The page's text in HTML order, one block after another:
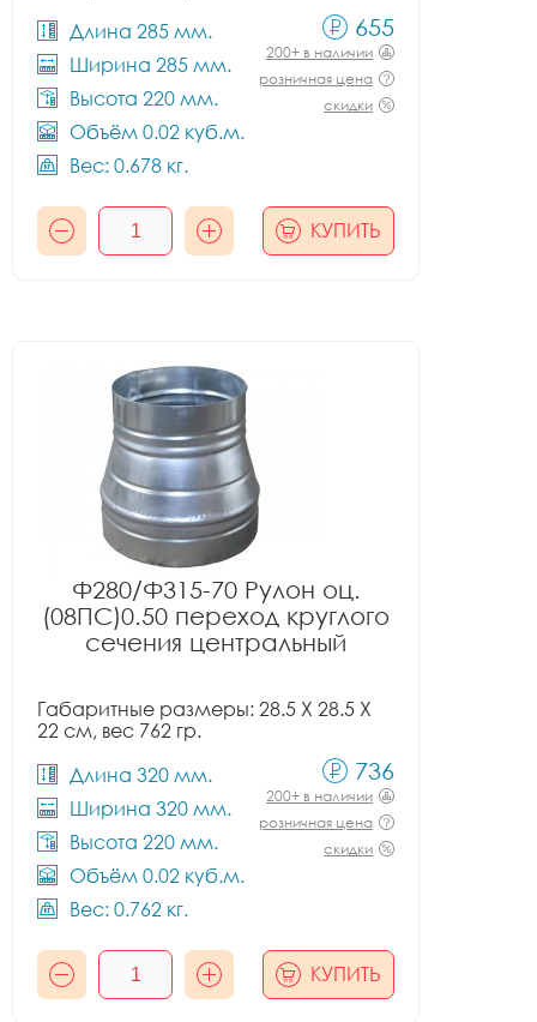
Длина 285 мм.
Ширина 285 мм.
Высота 220 мм.
Объём 0.02 куб.м.
Вес: 0.678 кг.
655
200+ в наличии
розничная цена
скидки
КУПИТЬ
Ф280/Ф315-70 Рулон оц.
(08ПС)0.50 переход круглого
сечения центральный
Габаритные размеры: 28.5 X 28.5 X
22 см, вес 762 гр.
Длина 320 мм.
Ширина 320 мм.
Высота 220 мм.
Объём 0.02 куб.м.
Вес: 0.762 кг.
736
200+ в наличии
розничная цена
скидки
КУПИТЬ